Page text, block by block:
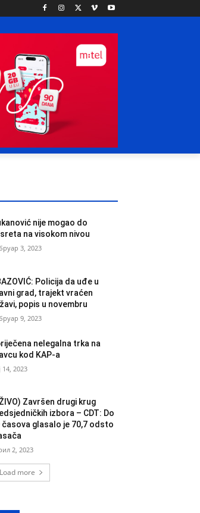
nije mogao do
na visokom nivou
3, 2023
Policija da uđe u
grad, trajekt vraćen
popis u novembru
9, 2023
nelegalna trka na
kod KAP-a
14, 2023
Završen drugi krug
izbora – CDT: Do
časova glasalo je 70,7 odsto
2, 2023
Load more